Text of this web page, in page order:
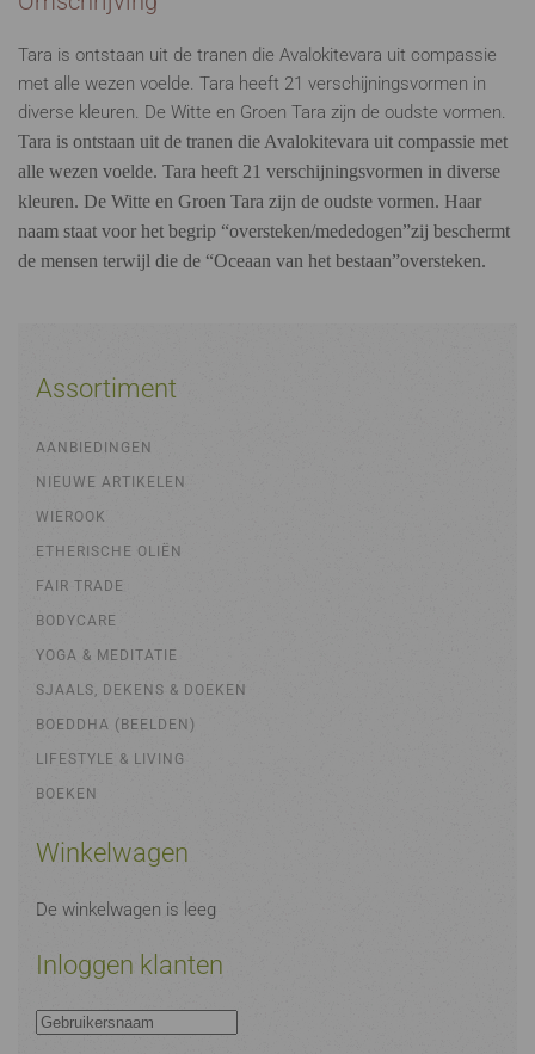
Tara is ontstaan uit de tranen die Avalokitevara uit compassie
met alle wezen voelde. Tara heeft 21 verschijningsvormen in
diverse kleuren. De Witte en Groen Tara zijn de oudste vormen.
Tara is ontstaan uit de tranen die Avalokitevara uit compassie met
alle wezen voelde. Tara heeft 21 verschijningsvormen in diverse
kleuren. De Witte en Groen Tara zijn de oudste vormen. Haar
naam staat voor het begrip “oversteken/mededogen”zij beschermt
de mensen terwijl die de “Oceaan van het bestaan”oversteken.
Assortiment
AANBIEDINGEN
NIEUWE ARTIKELEN
WIEROOK
ETHERISCHE OLIËN
FAIR TRADE
BODYCARE
YOGA & MEDITATIE
SJAALS, DEKENS & DOEKEN
BOEDDHA (BEELDEN)
LIFESTYLE & LIVING
BOEKEN
Winkelwagen
De winkelwagen is leeg
Inloggen klanten